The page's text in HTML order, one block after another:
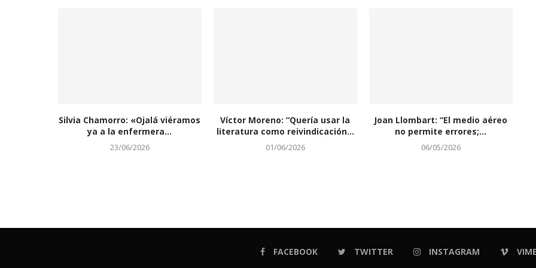
Silvia Chamorro: «Ojalá viéramos
ya a la enfermera...
23/06/2026
Víctor Moreno: “Quería usar la
literatura como reivindicación...
01/06/2026
Joan Llombart: “El medio aéreo
no permite errores;...
06/05/2026
FACEBOOK TWITTER INSTAGRAM